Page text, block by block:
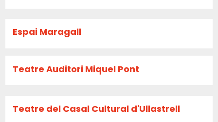
Espai Maragall
Teatre Auditori Miquel Pont
Teatre del Casal Cultural d'Ullastrell